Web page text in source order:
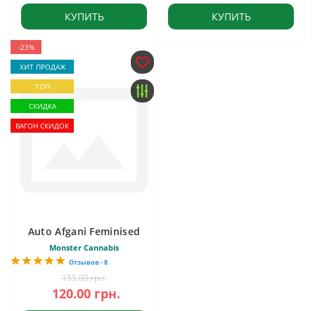
КУПИТЬ КУПИТЬ
-23%
ХИТ ПРОДАЖ
ТОП
СКИДКА
ВАГОН СКИДОК
Auto Afgani Feminised
Monster Cannabis
Отзывов - 8
155.00 грн.
120.00 грн.